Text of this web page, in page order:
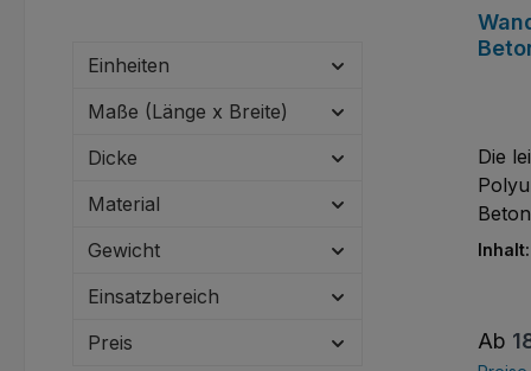
Einheiten
Maße (Länge x Breite)
Dicke
Material
Gewicht
Einsatzbereich
Preis
Die
mit
Inhalt:
Ab